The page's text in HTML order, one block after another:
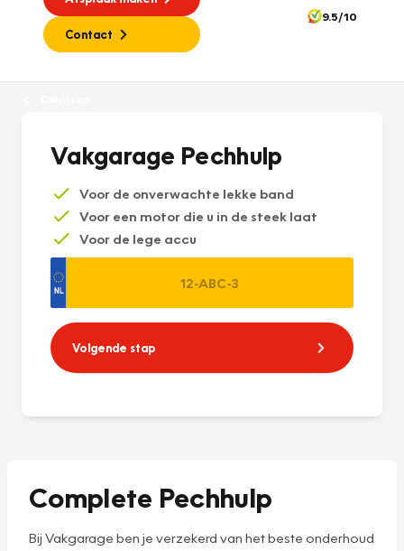
Contact
9.5/10
Vakgarage Pechhulp
Voor de onverwachte lekke band
Voor een motor die u in de steek laat
Voor de lege accu
Volgende stap
Complete Pechhulp
Bij Vakgarage ben je verzekerd van het beste onderhoud